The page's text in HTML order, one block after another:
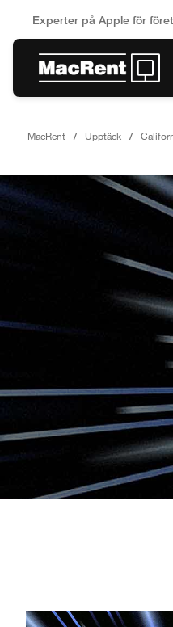
Experter på Apple för
MacRent Upptäck